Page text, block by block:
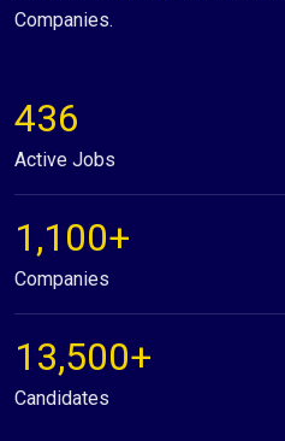
Companies.
436
Active Jobs
1,100+
Companies
13,500+
Candidates